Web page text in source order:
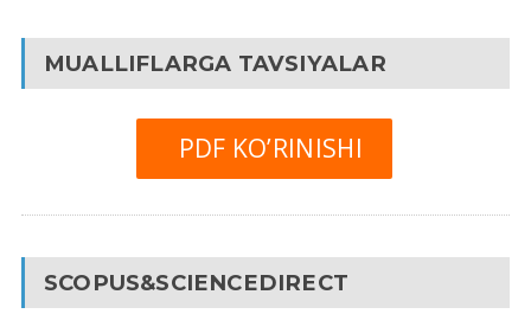
MUALLIFLARGA TAVSIYALAR
PDF KO’RINISHI
SCOPUS&SCIENCEDIRECT